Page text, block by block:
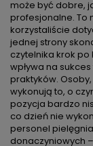
może być dobre,
profesjonalne. To
korzystaliście
jednej strony
czytelnika krok po
wpływa na
praktyków.
wykonują to, o
pozycja bardzo
co dzień nie
personel
donaczyniowych